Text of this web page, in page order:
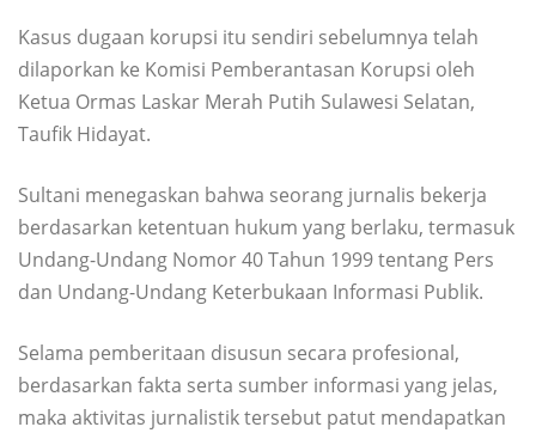
Kasus dugaan korupsi itu sendiri sebelumnya telah
dilaporkan ke Komisi Pemberantasan Korupsi oleh
Ketua Ormas Laskar Merah Putih Sulawesi Selatan,
Taufik Hidayat.
Sultani menegaskan bahwa seorang jurnalis bekerja
berdasarkan ketentuan hukum yang berlaku, termasuk
Undang-Undang Nomor 40 Tahun 1999 tentang Pers
dan Undang-Undang Keterbukaan Informasi Publik.
Selama pemberitaan disusun secara profesional,
berdasarkan fakta serta sumber informasi yang jelas,
maka aktivitas jurnalistik tersebut patut mendapatkan